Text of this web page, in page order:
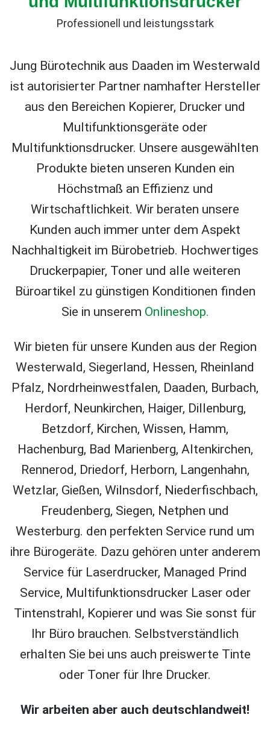
Professionell und leistungsstark
Jung Bürotechnik aus Daaden im Westerwald
ist autorisierter Partner namhafter Hersteller
aus den Bereichen Kopierer, Drucker und
Multifunktionsgeräte oder
Multifunktionsdrucker. Unsere ausgewählten
Produkte bieten unseren Kunden ein
Höchstmaß an Effizienz und
Wirtschaftlichkeit. Wir beraten unsere
Kunden auch immer unter dem Aspekt
Nachhaltigkeit im Bürobetrieb. Hochwertiges
Druckerpapier, Toner und alle weiteren
Büroartikel zu günstigen Konditionen finden
Sie in unserem Onlineshop.
Wir bieten für unsere Kunden aus der Region
Westerwald, Siegerland, Hessen, Rheinland
Pfalz, Nordrheinwestfalen, Daaden, Burbach,
Herdorf, Neunkirchen, Haiger, Dillenburg,
Betzdorf, Kirchen, Wissen, Hamm,
Hachenburg, Bad Marienberg, Altenkirchen,
Rennerod, Driedorf, Herborn, Langenhahn,
Wetzlar, Gießen, Wilnsdorf, Niederfischbach,
Freudenberg, Siegen, Netphen und
Westerburg. den perfekten Service rund um
ihre Bürogeräte. Dazu gehören unter anderem
Service für Laserdrucker, Managed Prind
Service, Multifunktionsdrucker Laser oder
Tintenstrahl, Kopierer und was Sie sonst für
Ihr Büro brauchen. Selbstverständlich
erhalten Sie bei uns auch preiswerte Tinte
oder Toner für Ihre Drucker.
Wir arbeiten aber auch deutschlandweit!